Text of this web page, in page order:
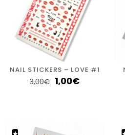
NAIL STICKERS – LOVE #1
3,00€ 1,00€